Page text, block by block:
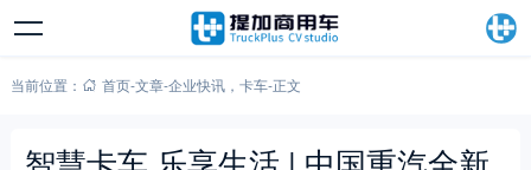
当前位置： 首页-文章-企业快讯， 卡车-正文
智慧卡车 乐享生活 | 中国重汽全新